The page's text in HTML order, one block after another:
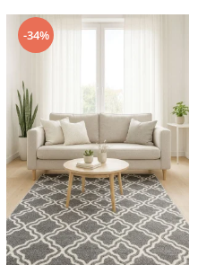
-34%